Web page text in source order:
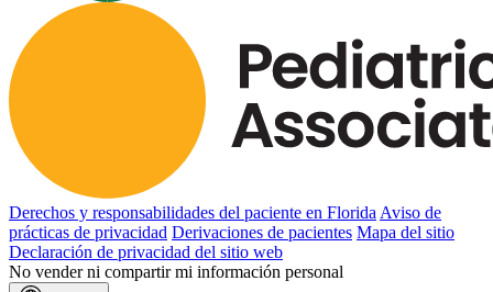
Derechos y responsabilidades del paciente en Florida Aviso de
prácticas de privacidad Derivaciones de pacientes Mapa del sitio
Declaración de privacidad del sitio web
No vender ni compartir mi información personal